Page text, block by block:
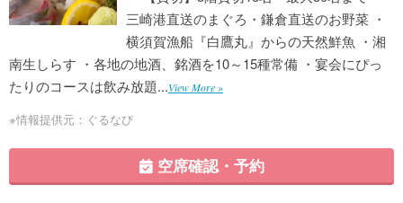
三崎港直送のまぐろ・鎌倉直送のお野菜 ・
横須賀漁船『白鷹丸』からの天然鮮魚 ・湘
南生しらす ・各地の地酒、銘酒を10～15種常備 ・宴会にぴっ
たりのコースは飲み放題...View More »
※情報提供元：ぐるなび
空席確認・予約